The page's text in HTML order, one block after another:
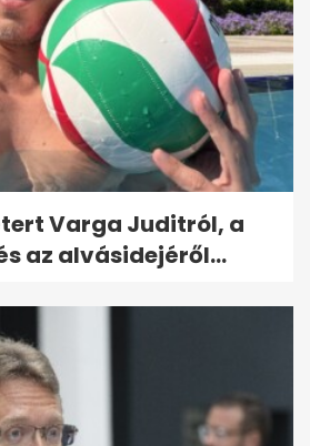
Varga Juditról, a
az alvásidejéről...